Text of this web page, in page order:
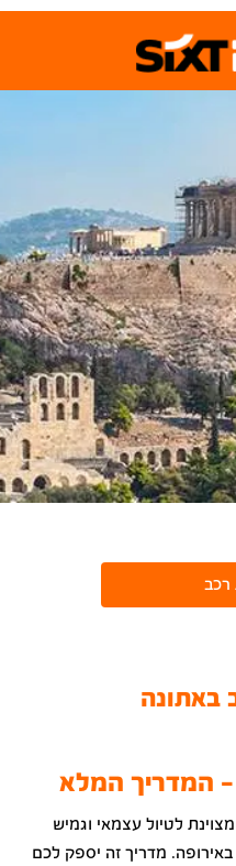
רכב
באתונה
המדריך המלא
לטיול עצמאי וגמיש
מדריך זה יספק לכם